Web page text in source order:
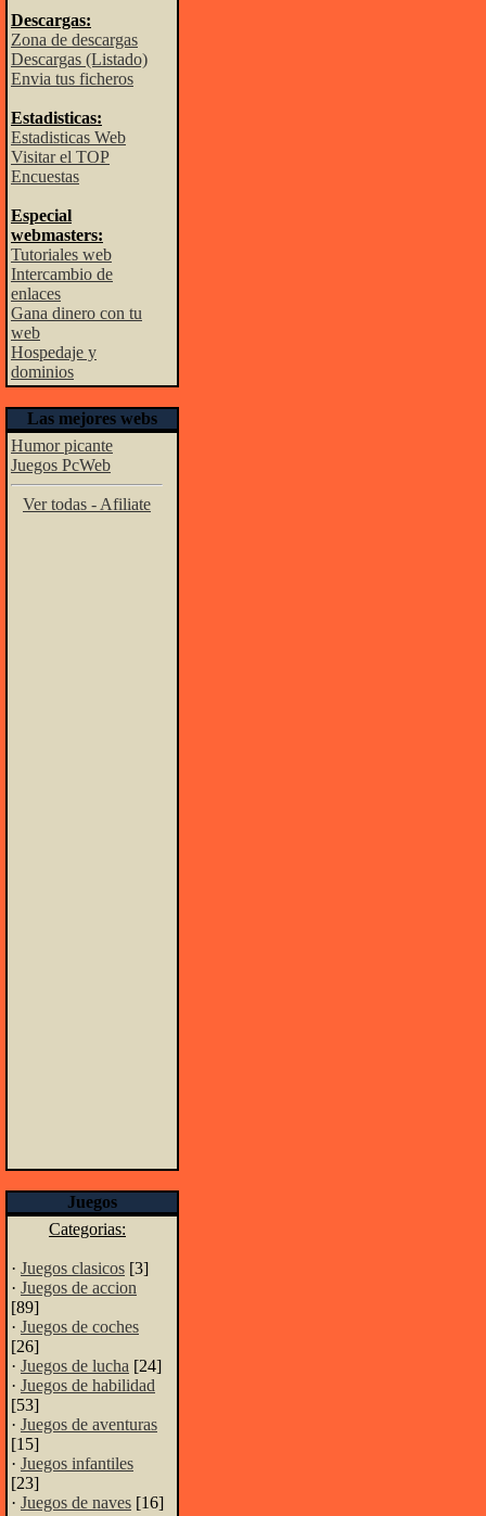
Descargas:
Zona de descargas
Descargas (Listado)
Envia tus ficheros
Estadisticas:
Estadisticas Web
Visitar el TOP
Encuestas
Especial
webmasters:
Tutoriales web
Intercambio de
enlaces
Gana dinero con tu
web
Hospedaje y
dominios
Las mejores webs
Humor picante
Juegos PcWeb
Ver todas - Afiliate
Juegos
Categorias:
· Juegos clasicos [3]
· Juegos de accion
[89]
· Juegos de coches
[26]
· Juegos de lucha [24]
· Juegos de habilidad
[53]
· Juegos de aventuras
[15]
· Juegos infantiles
[23]
· Juegos de naves [16]